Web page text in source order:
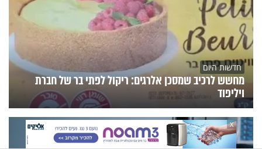
חדשות היום
מחשש לרכיב שמסכן אלרגים: ריקול לפתי בר של חברת
ויליפוד
X